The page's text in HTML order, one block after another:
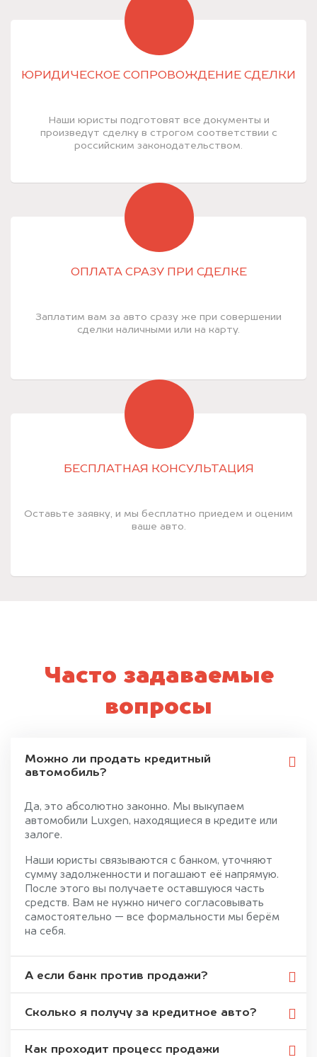
ЮРИДИЧЕСКОЕ СОПРОВОЖДЕНИЕ СДЕЛКИ
Наши юристы подготовят все документы и
произведут сделку в строгом соответствии с
российским законодательством.
ОПЛАТА СРАЗУ ПРИ СДЕЛКЕ
Заплатим вам за авто сразу же при совершении
сделки наличными или на карту.
БЕСПЛАТНАЯ КОНСУЛЬТАЦИЯ
Оставьте заявку, и мы бесплатно приедем и оценим
ваше авто.
Часто задаваемые
вопросы
Можно ли продать кредитный
автомобиль?
Да, это абсолютно законно. Мы выкупаем
автомобили Luxgen, находящиеся в кредите или
залоге.
Наши юристы связываются с банком, уточняют
сумму задолженности и погашают её напрямую.
После этого вы получаете оставшуюся часть
средств. Вам не нужно ничего согласовывать
самостоятельно — все формальности мы берём
на себя.
А если банк против продажи?
Сколько я получу за кредитное авто?
Как проходит процесс продажи